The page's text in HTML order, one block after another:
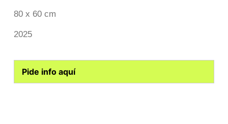
80 x 60 cm
2025
Pide info aquí